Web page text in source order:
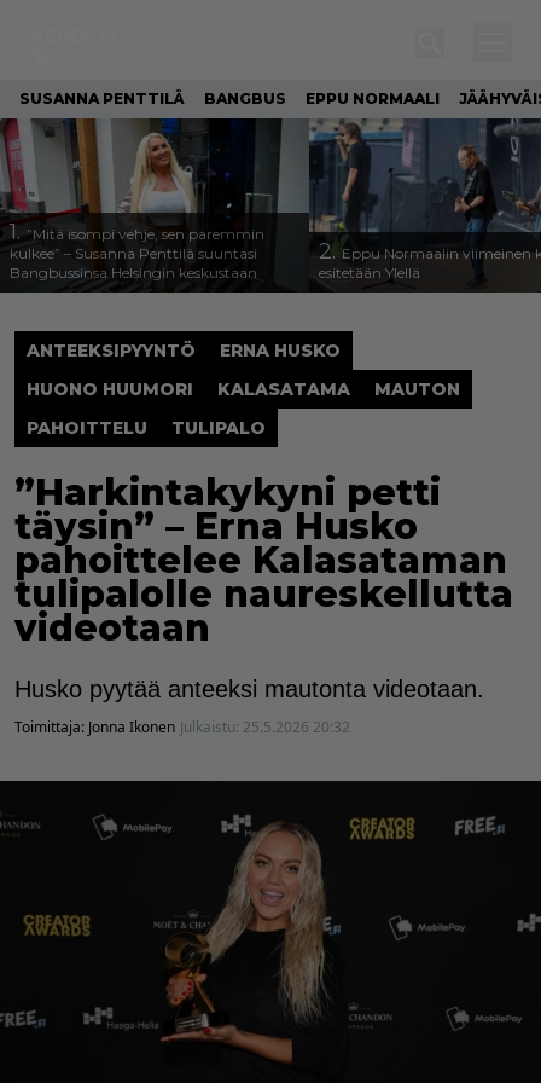
SUSANNA PENTTILÄ BANGBUS EPPU NORMAALI
1.”Mitä isompi vehje, sen paremmin
kulkee” – Susanna Penttilä suuntasi
Bangbussinsa Helsingin keskustaan
2. Eppu Normaalin viimeinen
esitetään Ylellä
ANTEEKSIPYYNTÖ
ERNA HUSKO
HUONO HUUMORI
KALASATAMA
MAUTON
PAHOITTELU
TULIPALO
”Harkintakykyni petti
täysin” – Erna Husko
pahoittelee Kalasataman
tulipalolle naureskellutta
videotaan
Husko pyytää anteeksi mautonta videotaan.
Toimittaja: Jonna Ikonen Julkaistu: 25.5.2026 20:32